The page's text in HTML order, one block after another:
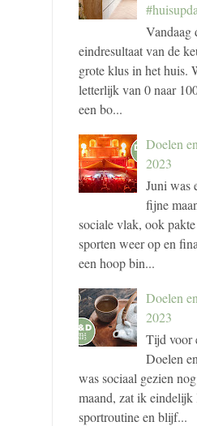
Vandaag
eindresultaat van de
grote klus in het huis.
letterlijk van 0 naar
een bo...
Doelen
2023
Juni was
fijne
sociale vlak, ook
sporten weer op en
een hoop bin...
Doelen
2023
Tijd voor
Doelen
was sociaal gezien
maand, zat ik
sportroutine en blijf...